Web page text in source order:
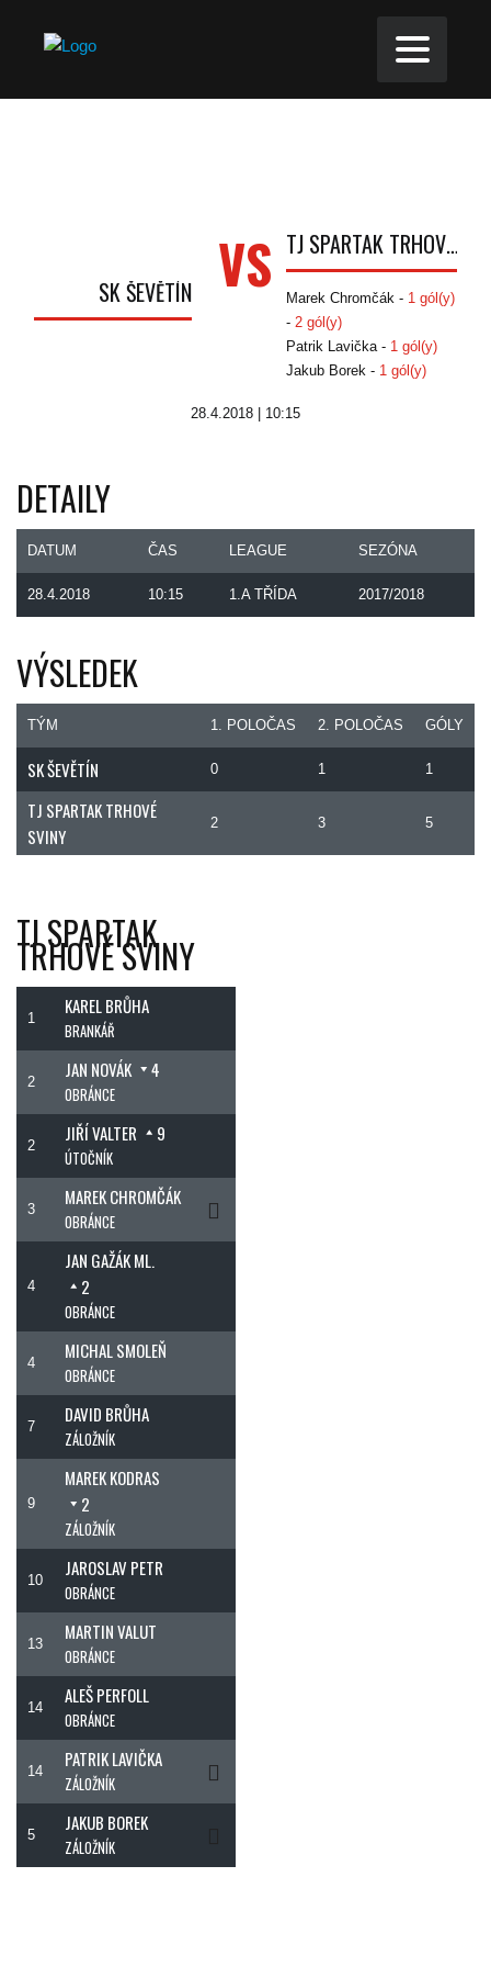
SK ŠEVĚTÍN VS TJ SPARTAK TRHOVÉ SVINY
Marek Chromčák - 1 gól(y)
- 2 gól(y)
Patrik Lavička - 1 gól(y)
Jakub Borek - 1 gól(y)
28.4.2018 | 10:15
DETAILY
DATUM ČAS LEAGUE SEZÓNA
28.4.2018 10:15 1.A TŘÍDA 2017/2018
VÝSLEDEK
TÝM 1. POLOČAS 2. POLOČAS GÓLY
SK ŠEVĚTÍN 0 1 1
TJ SPARTAK TRHOVÉ
SVINY
2 3 5
TJ SPARTAK
TRHOVÉ SVINY
1
KAREL BRŮHA
BRANKÁŘ
2
JAN NOVÁK 4
OBRÁNCE
2
JIŘÍ VALTER 9
ÚTOČNÍK
3
MAREK CHROMČÁK
OBRÁNCE
4
JAN GAŽÁK ML.
2
OBRÁNCE
4
MICHAL SMOLEŇ
OBRÁNCE
7
DAVID BRŮHA
ZÁLOŽNÍK
9
MAREK KODRAS
2
ZÁLOŽNÍK
10
JAROSLAV PETR
OBRÁNCE
13
MARTIN VALUT
OBRÁNCE
14
ALEŠ PERFOLL
OBRÁNCE
14
PATRIK LAVIČKA
ZÁLOŽNÍK
5
JAKUB BOREK
ZÁLOŽNÍK